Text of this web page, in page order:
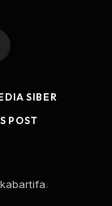
SIBER
POST
kabartifa.